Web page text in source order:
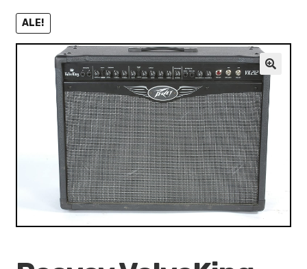
VALO
KÄYTETYT
TARJOUKSET
ALE!
🔍